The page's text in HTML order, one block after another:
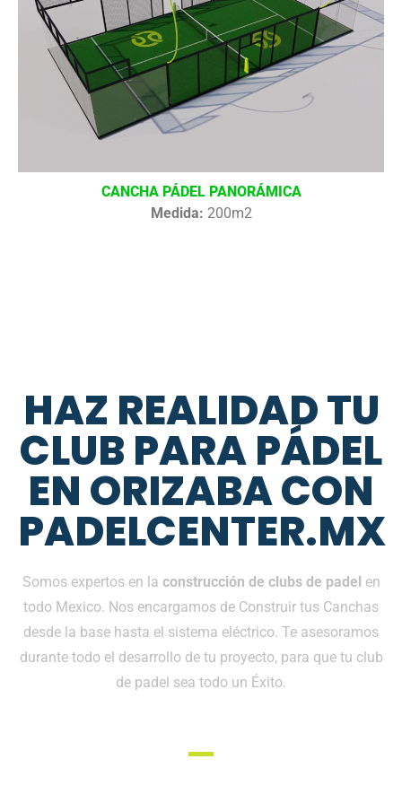
CANCHA PÁDEL PANORÁMICA
Medida: 200m2
HAZ REALIDAD TU
CLUB PARA PÁDEL
EN ORIZABA CON
PADELCENTER.MX
Somos expertos en la construcción de clubs de padel en
todo Mexico. Nos encargamos de Construir tus Canchas
desde la base hasta el sistema eléctrico. Te asesoramos
durante todo el desarrollo de tu proyecto, para que tu club
de padel sea todo un Éxito.